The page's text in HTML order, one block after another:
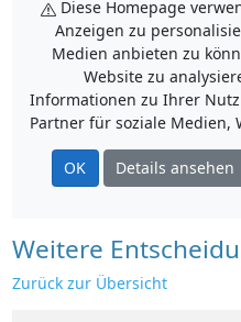
Diese Homepage
Anzeigen zu
Medien anbieten zu
Website zu
Informationen zu Ihrer
Partner für soziale Medien,
OK Details ansehen
Weitere
Zurück zur Übersicht